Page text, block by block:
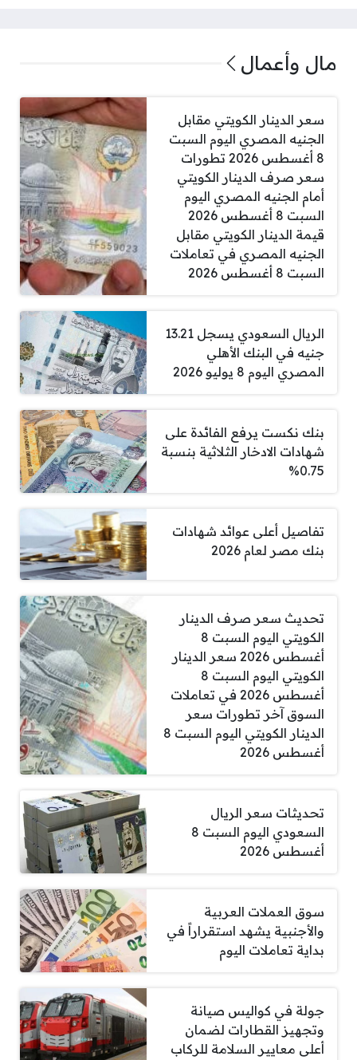
مال وأعمال
سعر الدينار الكويتي مقابل
الجنيه المصري اليوم السبت
8 أغسطس 2026 تطورات
سعر صرف الدينار الكويتي
أمام الجنيه المصري اليوم
السبت 8 أغسطس 2026
قيمة الدينار الكويتي مقابل
الجنيه المصري في تعاملات
السبت 8 أغسطس 2026
الريال السعودي يسجل 13.21
جنيه في البنك الأهلي
المصري اليوم 8 يوليو 2026
بنك نكست يرفع الفائدة على
شهادات الادخار الثلاثية بنسبة
0.75%
تفاصيل أعلى عوائد شهادات
بنك مصر لعام 2026
تحديث سعر صرف الدينار
الكويتي اليوم السبت 8
أغسطس 2026 سعر الدينار
الكويتي اليوم السبت 8
أغسطس 2026 في تعاملات
السوق آخر تطورات سعر
الدينار الكويتي اليوم السبت 8
أغسطس 2026
تحديثات سعر الريال
السعودي اليوم السبت 8
أغسطس 2026
سوق العملات العربية
والأجنبية يشهد استقراراً في
بداية تعاملات اليوم
جولة في كواليس صيانة
وتجهيز القطارات لضمان
أعلى معايير السلامة للركاب